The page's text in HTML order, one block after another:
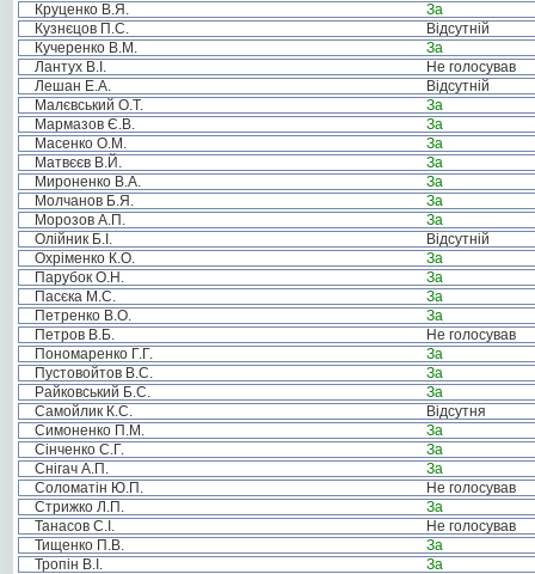
Круценко В.Я.
За
Кузнєцов П.С.
Відсутній
Кучеренко В.М.
За
Лантух В.І.
Не голосував
Лешан Е.А.
Відсутній
Малєвський О.Т.
За
Мармазов Є.В.
За
Масенко О.М.
За
Матвєєв В.Й.
За
Мироненко В.А.
За
Молчанов Б.Я.
За
Морозов А.П.
За
Олійник Б.І.
Відсутній
Охріменко К.О.
За
Парубок О.Н.
За
Пасєка М.С.
За
Петренко В.О.
За
Петров В.Б.
Не голосував
Пономаренко Г.Г.
За
Пустовойтов В.С.
За
Райковський Б.С.
За
Самойлик К.С.
Відсутня
Симоненко П.М.
За
Сінченко С.Г.
За
Снігач А.П.
За
Соломатін Ю.П.
Не голосував
Стрижко Л.П.
За
Танасов С.І.
Не голосував
Тищенко П.В.
За
Тропін В.І.
За